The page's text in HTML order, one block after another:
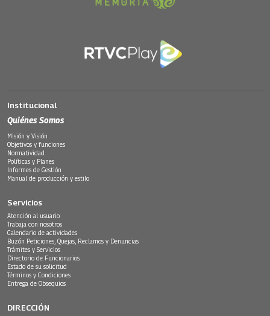
Institucional
Quiénes Somos
Misión y Visión
Objetivos y funciones
Normatividad
Políticas y Planes
Informes de Gestión
Manual de producción y estilo
Servicios
Atención al usuario
Trabaja con nosotros
Calendario de actividades
Buzón Peticiones, Quejas, Reclamos y Denuncias
Trámites y Servicios
Directorio de Funcionarios
Estado de su solicitud
Términos y Condiciones
Entrega de Obsequios
DIRECCIÓN